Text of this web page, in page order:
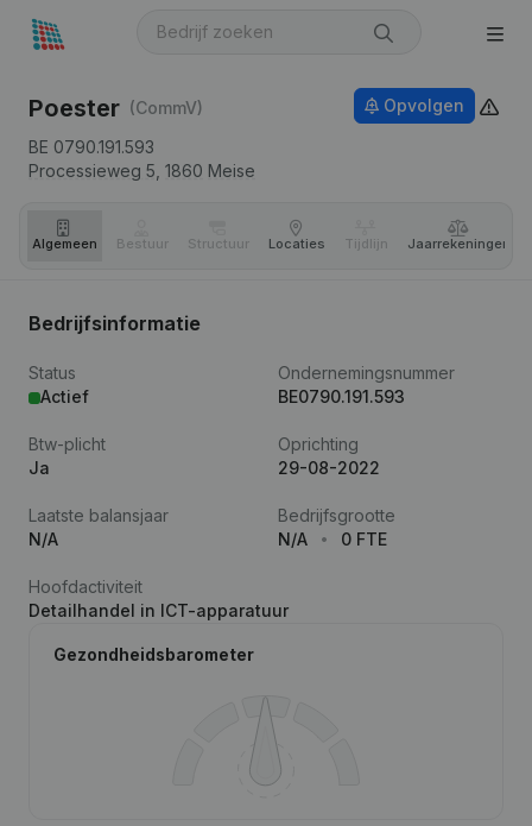
Poester (CommV)
BE 0790.191.593
Processieweg 5, 1860 Meise
Opvolgen
Algemeen Bestuur Structuur Locaties Tijdlijn Jaar­rekeningen
Bedrijfsinformatie
Status
Actief
Ondernemingsnummer
BE0790.191.593
Btw-plicht
Ja
Oprichting
29-08-2022
Laatste balansjaar
N/A
Bedrijfsgrootte
N/A
0 FTE
Hoofdactiviteit
Detailhandel in ICT-apparatuur
Gezondheidsbarometer